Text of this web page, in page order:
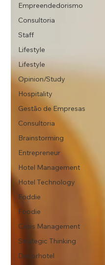
Empreendedorismo
Consultoria
Staff
Lifestyle
Lifestyle
Opinion/Study
Hospitality
Gestão de Empresas
Consultoria
Brainstorming
Entrepreneur
Hotel Management
Hotel Technology
Foddie
Foodie
Crisis Management
Strategic Thinking
Decorhotel